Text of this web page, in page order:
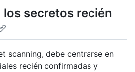
los secretos recién
scanning, debe centrarse en
recién confirmadas y